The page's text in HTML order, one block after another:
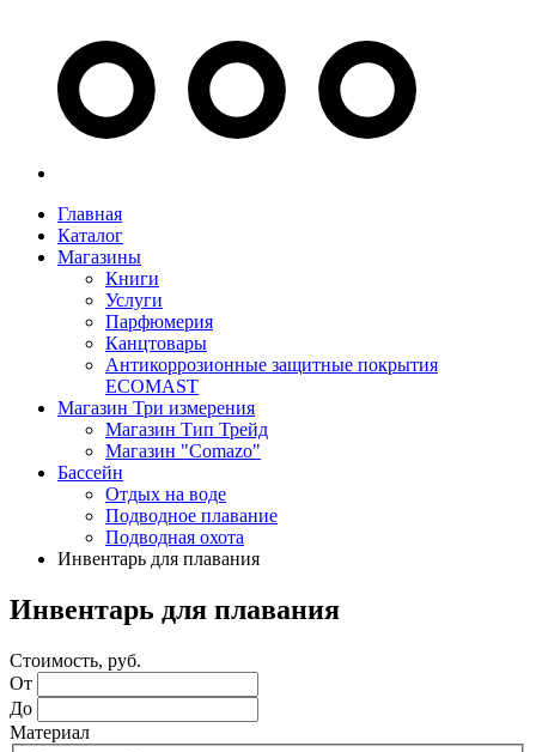
Главная
Каталог
Магазины
Книги
Услуги
Парфюмерия
Канцтовары
Антикоррозионные защитные покрытия
ECOMAST
Магазин Три измерения
Магазин Тип Трейд
Магазин "Comazo"
Бассейн
Отдых на воде
Подводное плавание
Подводная охота
Инвентарь для плавания
Инвентарь для плавания
Стоимость, руб.
От
До
Материал